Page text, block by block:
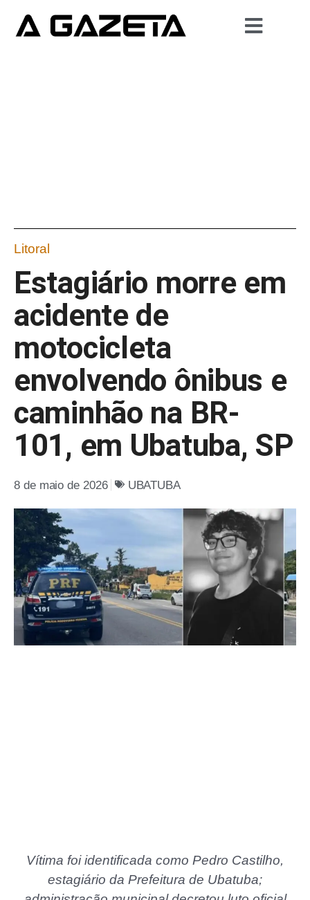
Litoral
Estagiário morre em
acidente de
motocicleta
envolvendo ônibus e
caminhão na BR-
101, em Ubatuba, SP
8 de maio de 2026 UBATUBA
Vítima foi identificada como Pedro Castilho,
estagiário da Prefeitura de Ubatuba;